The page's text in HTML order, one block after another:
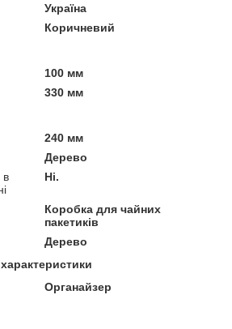
Україна
Коричневий
100 мм
330 мм
240 мм
Дерево
в
Ні.
Коробка для чайних
пакетиків
Дерево
Органайзер